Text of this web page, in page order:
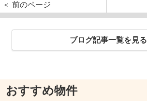
＜ 前のページ
ブログ記事一覧を見る
おすすめ物件